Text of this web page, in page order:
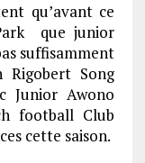
qu’avant ce
que junior
suffisamment
Song
Junior Awono
football Club
cette saison.